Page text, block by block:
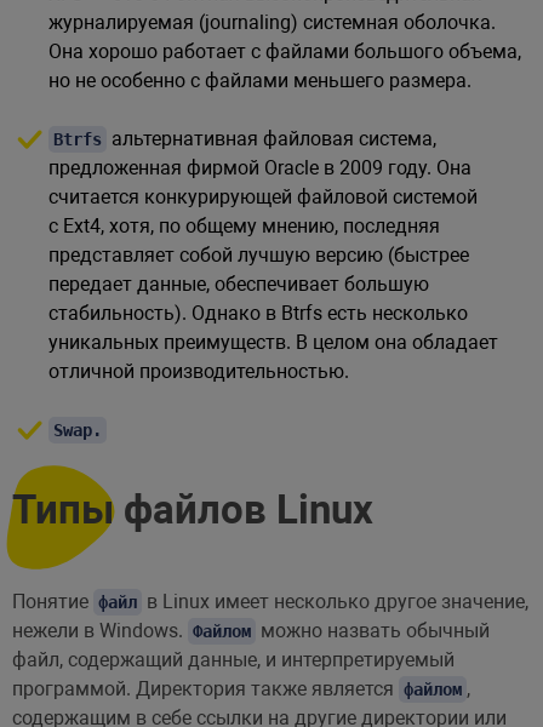
журналируемая (journaling) системная оболочка.
Она хорошо работает с файлами большого объема,
но не особенно с файлами меньшего размера.
Btrfs альтернативная файловая система,
предложенная фирмой Oracle в 2009 году. Она
считается конкурирующей файловой системой
с Ext4, хотя, по общему мнению, последняя
представляет собой лучшую версию (быстрее
передает данные, обеспечивает большую
стабильность). Однако в Btrfs есть несколько
уникальных преимуществ. В целом она обладает
отличной производительностью.
Swap.
Типы файлов Linux
Понятие файл в Linux имеет несколько другое значение,
нежели в Windows. Файлом можно назвать обычный
файл, содержащий данные, и интерпретируемый
программой. Директория также является файлом ,
содержащим в себе ссылки на другие директории или